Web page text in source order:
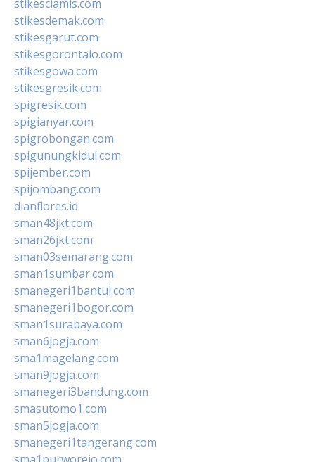
stikesciamis.com
stikesdemak.com
stikesgarut.com
stikesgorontalo.com
stikesgowa.com
stikesgresik.com
spigresik.com
spigianyar.com
spigrobongan.com
spigunungkidul.com
spijember.com
spijombang.com
dianflores.id
sman48jkt.com
sman26jkt.com
sman03semarang.com
sman1sumbar.com
smanegeri1bantul.com
smanegeri1bogor.com
sman1surabaya.com
sman6jogja.com
sma1magelang.com
sman9jogja.com
smanegeri3bandung.com
smasutomo1.com
sman5jogja.com
smanegeri1tangerang.com